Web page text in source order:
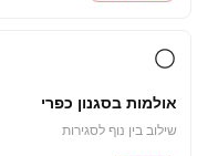
אולמות בסגנון כפרי
שילוב בין נוף לסגירות